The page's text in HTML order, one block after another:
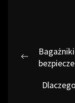
wpisu
Previous